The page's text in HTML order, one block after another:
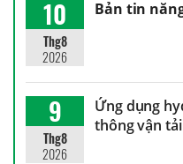
10
Thg8
2026
Bản tin
9
Thg8
2026
Ứng dụng
thông vận tải